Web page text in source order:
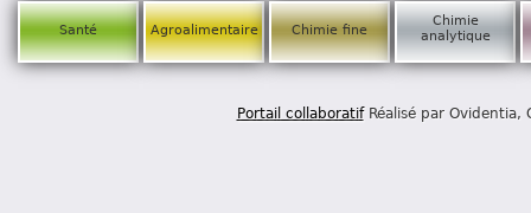
Santé Agroalimentaire Chimie fine
Chimie
analytique
Portail collaboratifRéalisé par Ovidentia,